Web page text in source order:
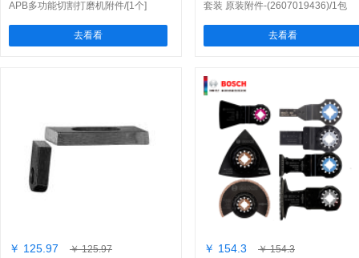
APB多功能切割打磨机附件/[1个]
去看看
套装 原装附件-(2607019436)/1包
去看看
￥ 125.97
￥ 125.97
￥ 154.3
￥ 154.3